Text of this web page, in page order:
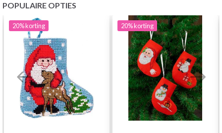
POPULAIRE OPTIES
20%korting 20%korting